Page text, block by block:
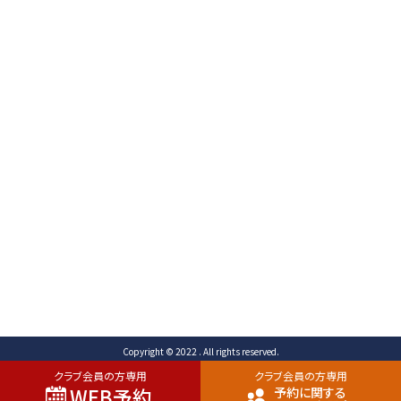
クラブ会員の方専用 クラブ会員の方専用
予約に関する
Copyright © 2022 . All rights reserved.